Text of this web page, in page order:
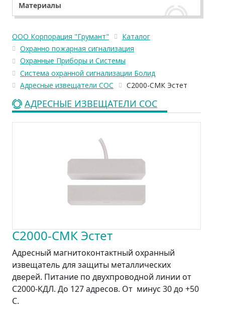
Материалы
ООО Корпорация "Грумант"
Каталог
Охранно пожарная сигнализация
Охранные Приборы и Системы
Система охранной сигнализации Болид
Адресные извещатели СОС
С2000-СМК Эстет
АДРЕСНЫЕ ИЗВЕЩАТЕЛИ СОС
С2000-СМК Эстет
Адресный магнитоконтактный охранный
извещатель для защиты металлических
дверей. Питание по двухпроводной линии от
С2000-КДЛ. До 127 адресов. От минус 30 до +50
С.